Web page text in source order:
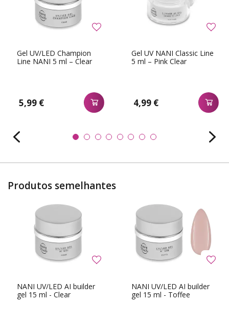
Gel UV/LED Champion
Line NANI 5 ml – Clear
5,99 €
Gel UV NANI Classic Line
5 ml – Pink Clear
4,99 €
Produtos semelhantes
NANI UV/LED AI builder
gel 15 ml - Clear
NANI UV/LED AI builder
gel 15 ml - Toffee